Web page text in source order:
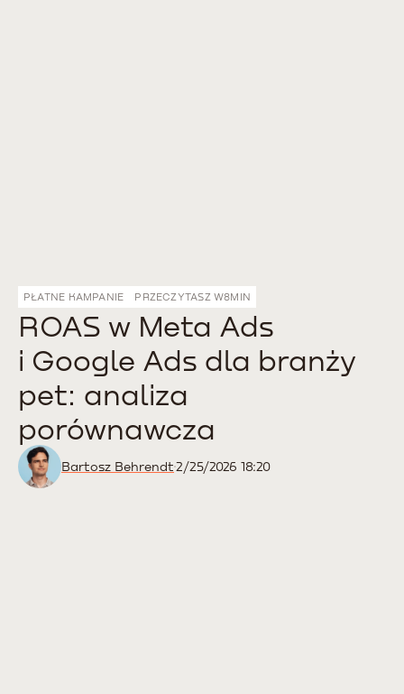
PŁATNE KAMPANIE PRZECZYTASZ W8MIN
ROAS w Meta Ads
i Google Ads dla branży
pet: analiza
porównawcza
Bartosz Behrendt2/25/2026 18:20